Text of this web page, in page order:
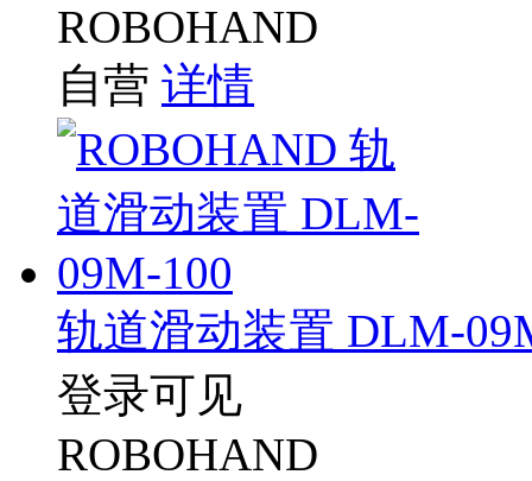
ROBOHAND
自营 详情
轨道滑动装置 DLM-
登录可见
ROBOHAND